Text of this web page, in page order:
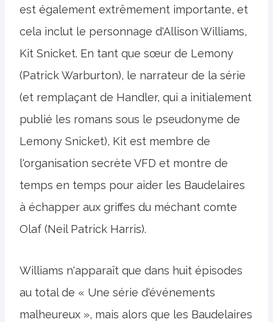
est également extrêmement importante, et
cela inclut le personnage d'Allison Williams,
Kit Snicket. En tant que sœur de Lemony
(Patrick Warburton), le narrateur de la série
(et remplaçant de Handler, qui a initialement
publié les romans sous le pseudonyme de
Lemony Snicket), Kit est membre de
l'organisation secrète VFD et montre de
temps en temps pour aider les Baudelaires
à échapper aux griffes du méchant comte
Olaf (Neil Patrick Harris).
Williams n'apparaît que dans huit épisodes
au total de « Une série d'événements
malheureux », mais alors que les Baudelaires